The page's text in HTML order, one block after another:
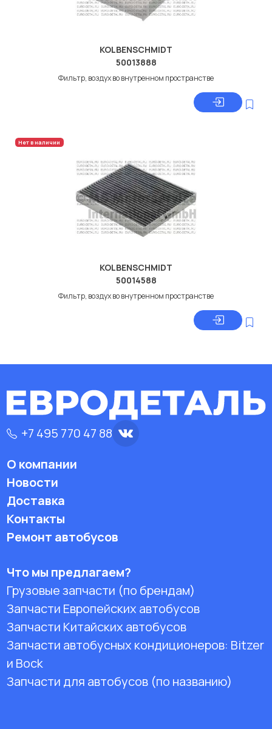
KOLBENSCHMIDT
50013888
Фильтр, воздух во внутренном пространстве
Нет в наличии
KOLBENSCHMIDT
50014588
Фильтр, воздух во внутренном пространстве
+7 495 770 47 88
О компании
Новости
Доставка
Контакты
Ремонт автобусов
Что мы предлагаем?
Грузовые запчасти (по брендам)
Запчасти Европейских автобусов
Запчасти Китайских автобусов
Запчасти автобусных кондиционеров: Bitzer
и Bock
Запчасти для автобусов (по названию)